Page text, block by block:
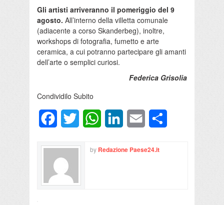
Gli artisti arriveranno il pomeriggio del 9
agosto. All’interno della villetta comunale
(adiacente a corso Skanderbeg), inoltre,
workshops di fotografia, fumetto e arte
ceramica, a cui potranno partecipare gli amanti
dell’arte o semplici curiosi.
Federica Grisolia
Condividilo Subito
FacebookTwitter WhatsAppLinkedInEmail
by Redazione Paese24.it